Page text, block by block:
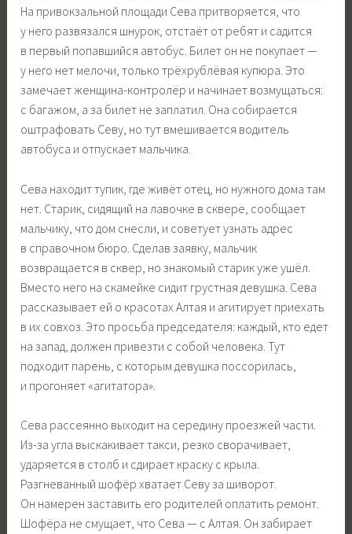
На привокзальной площади Сева притворяется, что
у него развязался шнурок, отстаёт от ребят и садится
в первый попавшийся автобус. Билет он не покупает —
у него нет мелочи, только трёхрублёвая купюра. Это
замечает женщина-контролёр и начинает возмущаться:
с багажом, а за билет не заплатил. Она собирается
оштрафовать Севу, но тут вмешивается водитель
автобуса и отпускает мальчика.
Сева находит тупик, где живёт отец, но нужного дома там
нет. Старик, сидящий на лавочке в сквере, сообщает
мальчику, что дом снесли, и советует узнать адрес
в справочном бюро. Сделав заявку, мальчик
возвращается в сквер, но знакомый старик уже ушёл.
Вместо него на скамейке сидит грустная девушка. Сева
рассказывает ей о красотах Алтая и агитирует приехать
в их совхоз. Это просьба председателя: каждый, кто едет
на запад, должен привезти с собой человека. Тут
подходит парень, с которым девушка поссорилась,
и прогоняет «агитатора».
Сева рассеянно выходит на середину проезжей части.
Из-за угла выскакивает такси, резко сворачивает,
ударяется в столб и сдирает краску с крыла.
Разгневанный шофёр хватает Севу за шиворот.
Он намерен заставить его родителей оплатить ремонт.
Шофёра не смущает, что Сева — с Алтая. Он забирает